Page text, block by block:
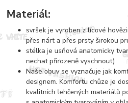
Materiál:
svršek je vyroben z lícové
přes nárt a přes prsty širokou
stélka je usňová anatomicky
nechat přirozeně vyschnout)
Naše obuv se vyznačuje jak
designem. Komfortu chůze je
kvalitních lehčených materiálů